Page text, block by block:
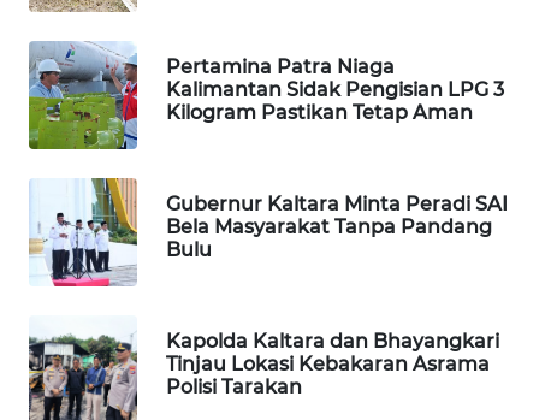
Pertamina Patra Niaga
Kalimantan Sidak Pengisian LPG 3
Kilogram Pastikan Tetap Aman
Gubernur Kaltara Minta Peradi SAI
Bela Masyarakat Tanpa Pandang
Bulu
Kapolda Kaltara dan Bhayangkari
Tinjau Lokasi Kebakaran Asrama
Polisi Tarakan
FORWAMKI
ALPERKLINAS
FORJASIDA
TAMBANG
NEWS
SIDIKALANG
NEWS